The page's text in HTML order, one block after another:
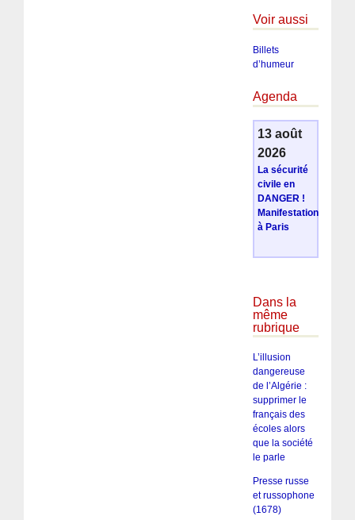
Voir aussi
Billets
d’humeur
Agenda
13 août
2026
La sécurité
civile en
DANGER !
Manifestation
à Paris
Dans la
même
rubrique
L’illusion
dangereuse
de l’Algérie :
supprimer le
français des
écoles alors
que la société
le parle
Presse russe
et russophone
(1678)